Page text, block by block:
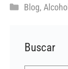
Categorías
Blog,
Buscar